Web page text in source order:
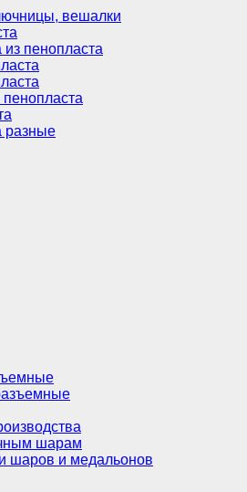
вешалки
из пенопласта
разные
шарам
шаров и медальонов